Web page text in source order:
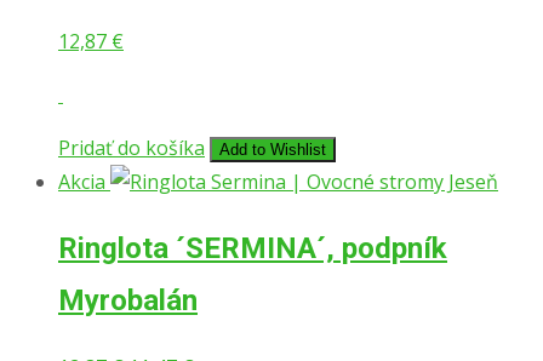
12,87 €
Pridať do košíka Add to Wishlist
Akcia
Ringlota ´SERMINA´, podpník
Myrobalán